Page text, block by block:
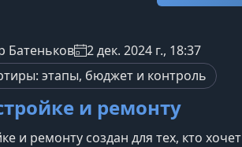
интерьер, который выглядит
курса поможет вам уверенно
в ремонте и создавать
интерь
Батеньков
2 дек. 2024 г., 18:37
этапы, бюджет и контроль
и ремонту
и ремонту создан для тех, кто хочет